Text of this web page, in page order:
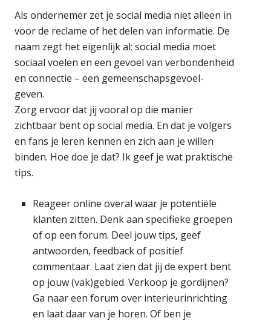
Als ondernemer zet je social media niet alleen in
voor de reclame of het delen van informatie. De
naam zegt het eigenlijk al: social media moet
sociaal voelen en een gevoel van verbondenheid
en connectie – een gemeenschapsgevoel-
geven.
Zorg ervoor dat jij vooral op die manier
zichtbaar bent op social media. En dat je volgers
en fans je leren kennen en zich aan je willen
binden. Hoe doe je dat? Ik geef je wat praktische
tips.
Reageer online overal waar je potentiële
klanten zitten. Denk aan specifieke groepen
of op een forum. Deel jouw tips, geef
antwoorden, feedback of positief
commentaar. Laat zien dat jij de expert bent
op jouw (vak)gebied. Verkoop je gordijnen?
Ga naar een forum over interieurinrichting
en laat daar van je horen. Of ben je